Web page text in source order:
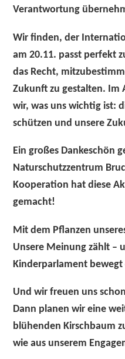
Verantwortung
Wir finden, der
am 20.11. passt perfekt
das Recht,
Zukunft zu gestalten. Im
wir, was uns wichtig ist:
schützen und unsere
Ein großes Dankeschön
Naturschutzzentrum
Kooperation hat diese
gemacht!
Mit dem Pflanzen
Unsere Meinung zählt –
Kinderparlament bewegt
Und wir freuen uns
Dann planen wir eine
blühenden Kirschbaum
wie aus unserem